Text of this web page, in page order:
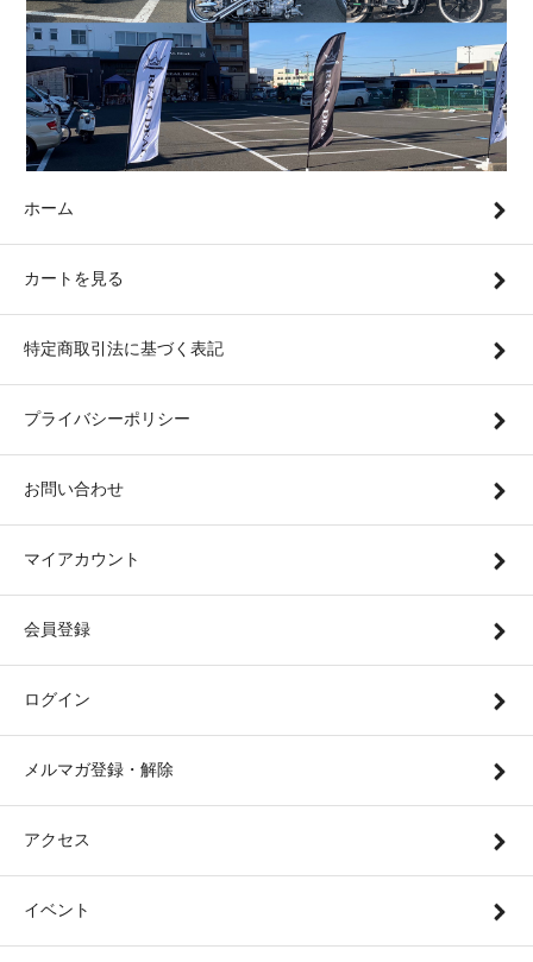
ホーム
カートを見る
特定商取引法に基づく表記
プライバシーポリシー
お問い合わせ
マイアカウント
会員登録
ログイン
メルマガ登録・解除
アクセス
イベント